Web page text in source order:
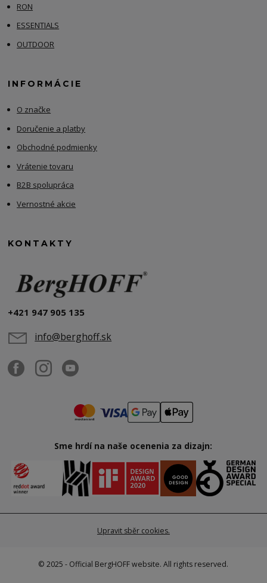
RON
ESSENTIALS
OUTDOOR
INFORMÁCIE
O značke
Doručenie a platby
Obchodné podmienky
Vrátenie tovaru
B2B spolupráca
Vernostné akcie
KONTAKTY
+421 947 905 135
info@berghoff.sk
Sme hrdí na naše ocenenia za dizajn:
Upravit sběr cookies.
© 2025 - Official BergHOFF website. All rights reserved.